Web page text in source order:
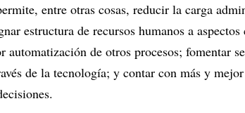
entre otras cosas, reducir la carga
estructura de recursos humanos a
automatización de otros procesos; fomentar
de la tecnología; y contar con más y